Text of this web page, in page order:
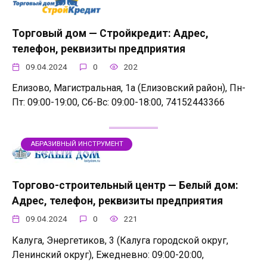
Торговый дом — Стройкредит: Адрес,
телефон, реквизиты предприятия
09.04.2024 0 202
Елизово, Магистральная, 1а (Елизовский район), Пн-
Пт: 09:00-19:00, Сб-Вс: 09:00-18:00, 74152443366
АБРАЗИВНЫЙ ИНСТРУМЕНТ
Торгово-строительный центр — Белый дом:
Адрес, телефон, реквизиты предприятия
09.04.2024 0 221
Калуга, Энергетиков, 3 (Калуга городской округ,
Ленинский округ), Ежедневно: 09:00-20:00,